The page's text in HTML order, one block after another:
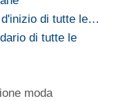
di tutte le…
di tutte le
moda